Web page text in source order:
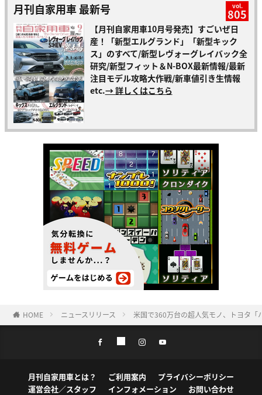
月刊自家用車 最新号 vol.
805
【月刊自家用車10月号発売】すごいぜ日
産！「新型エルグランド」「新型キック
ス」のすべて/新型レヴォーグレイバック全
研究/新型フィット＆N-BOX最新情報/最新
注目モデル攻略大作戦/新車値引き生情報
etc.→ 詳しくはこちら
HOME ニュースリリース 米国で360万台の超人気モノ、トヨタ「
月刊自家用車とは？ ご利用案内
プライバシーポリシー
運営会社／スタッフ
インフォメーション お問い合わせ